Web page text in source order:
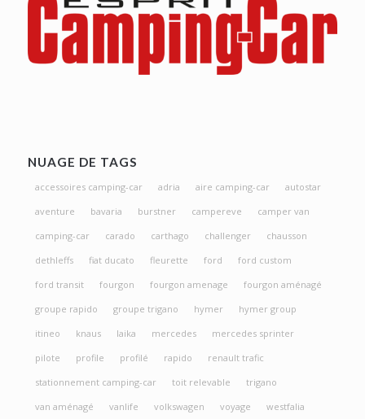
NUAGE DE TAGS
accessoires camping-car adria aire camping-car
autostar
aventure
bavaria burstner campereve
camper van
camping-car
carado carthago challenger
chausson
dethleffs
fiat ducato fleurette ford
ford custom
ford transit
fourgon fourgon amenage
fourgon aménagé
groupe rapido
groupe trigano hymer
hymer group
itineo
knaus laika mercedes
mercedes sprinter
pilote
profile profilé rapido
renault trafic
stationnement camping-car
toit relevable
trigano
van aménagé
vanlife volkswagen voyage westfalia